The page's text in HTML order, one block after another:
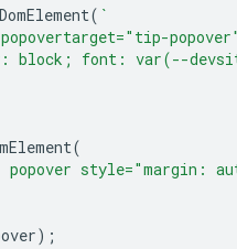
( `
block; font: var(--
(
style="margin:
);